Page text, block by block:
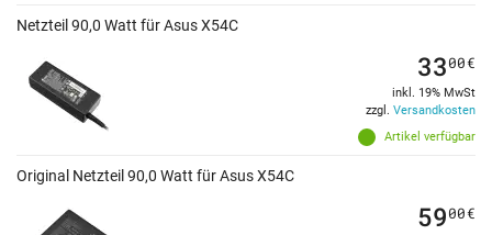
Netzteil 90,0 Watt für Asus X54C
Artikel verfügbar
3300€
inkl. 19% MwSt
zzgl. Versandkosten
Original Netzteil 90,0 Watt für Asus X54C
5900€